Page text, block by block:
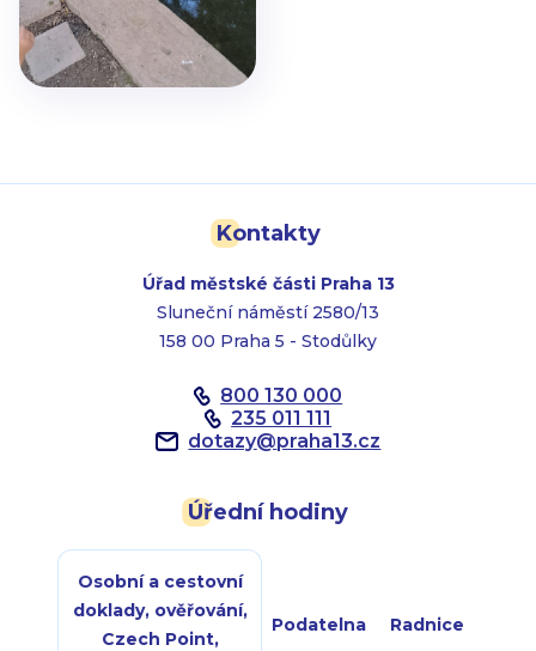
Kontakty
Úřad městské části Praha 13
Sluneční náměstí 2580/13
158 00 Praha 5 - Stodůlky
800 130 000
235 011 111
dotazy@praha13.cz
Úřední hodiny
Osobní a cestovní
doklady, ověřování,
Czech Point,
Podatelna Radnice